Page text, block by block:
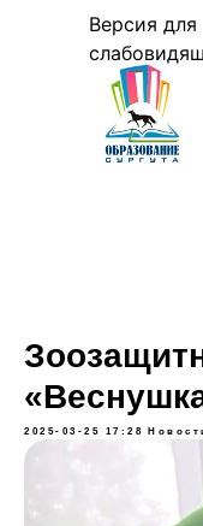
Версия для
2025-03-25 17:28